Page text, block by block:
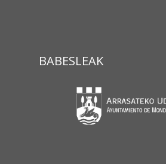
BABESLEAK